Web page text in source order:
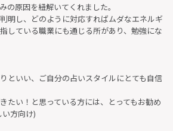
の原因を紐解いてくれました。
明し、どのように対応すればムダなエネルギ
している職業にも通じる所があり、勉強にな
といい、ご自分の占いスタイルにとても自信
たい！と思っている方には、とってもお勧め
方向け)